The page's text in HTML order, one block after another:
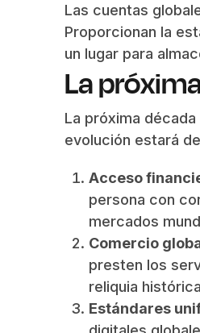
Las cuentas
Proporcionan la
un lugar para
La
La próxima
evolución estará
Acceso
persona con
mercados
Comercio
presten los
reliquia
Estándares